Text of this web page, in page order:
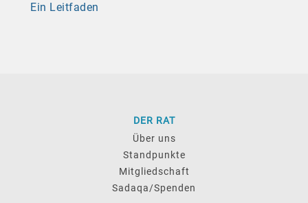
Ein Leitfaden
DER RAT
Über uns
Standpunkte
Mitgliedschaft
Sadaqa/Spenden